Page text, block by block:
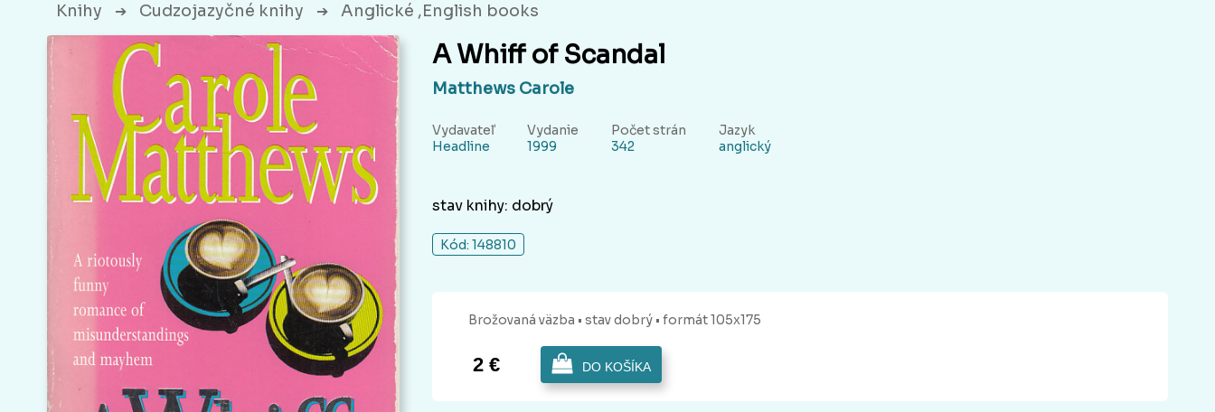
Knihy ➔ Cudzojazyčné knihy ➔ Anglické ,English books
A Whiff of Scandal
Matthews Carole
Vydavateľ
Headline
Vydanie
1999
Počet strán
342
Jazyk
anglický
stav knihy: dobrý
Kód: 148810
Brožovaná väzba • stav dobrý • formát 105x175
2 € DO KOŠÍKA